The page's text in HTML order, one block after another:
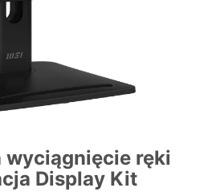
wyciągnięcie ręki
Display Kit